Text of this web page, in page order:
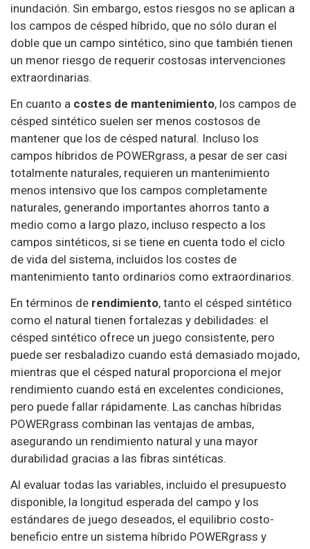
inundación. Sin embargo, estos riesgos no se aplican a
los campos de césped híbrido, que no sólo duran el
doble que un campo sintético, sino que también tienen
un menor riesgo de requerir costosas intervenciones
extraordinarias.
En cuanto a costes de mantenimiento, los campos de
césped sintético suelen ser menos costosos de
mantener que los de césped natural. Incluso los
campos híbridos de POWERgrass, a pesar de ser casi
totalmente naturales, requieren un mantenimiento
menos intensivo que los campos completamente
naturales, generando importantes ahorros tanto a
medio como a largo plazo, incluso respecto a los
campos sintéticos, si se tiene en cuenta todo el ciclo
de vida del sistema, incluidos los costes de
mantenimiento tanto ordinarios como extraordinarios.
En términos de rendimiento, tanto el césped sintético
como el natural tienen fortalezas y debilidades: el
césped sintético ofrece un juego consistente, pero
puede ser resbaladizo cuando está demasiado mojado,
mientras que el césped natural proporciona el mejor
rendimiento cuando está en excelentes condiciones,
pero puede fallar rápidamente. Las canchas híbridas
POWERgrass combinan las ventajas de ambas,
asegurando un rendimiento natural y una mayor
durabilidad gracias a las fibras sintéticas.
Al evaluar todas las variables, incluido el presupuesto
disponible, la longitud esperada del campo y los
estándares de juego deseados, el equilibrio costo-
beneficio entre un sistema híbrido POWERgrass y